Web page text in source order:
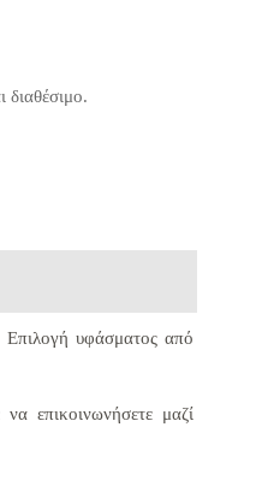
διαθέσιμο.
Επιλογή υφάσματος από
να επικοινωνήσετε μαζί